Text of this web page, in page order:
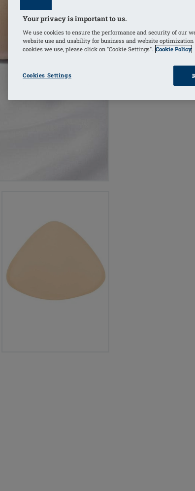
VIND
Your privacy is important to us.
We use cookies to ensure the performance and security of our
website use and usability for business and website
cookies we use, please click on "Cookie Settings". Cookie Policy
Cookies Settings